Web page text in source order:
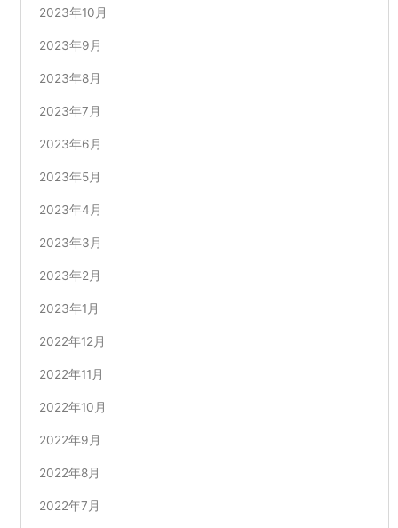
2023年10月
2023年9月
2023年8月
2023年7月
2023年6月
2023年5月
2023年4月
2023年3月
2023年2月
2023年1月
2022年12月
2022年11月
2022年10月
2022年9月
2022年8月
2022年7月